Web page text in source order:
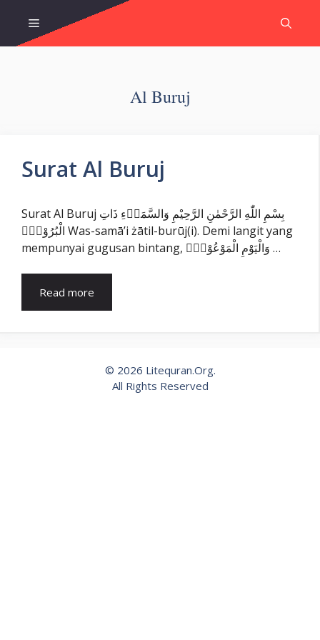
content
Menu
Al Buruj
Surat Al Buruj
Surat Al Buruj بِسْمِ اللّٰهِ الرَّحْمٰنِ الرَّحِيْمِ وَالسَّمَاۤءِ ذَاتِ
الْبُرُوْجِۙ Was-samā’i żātil-burūj(i). Demi langit yang
mempunyai gugusan bintang, وَالْيَوْمِ الْمَوْعُوْدِۙ …
Read more
© 2026 Litequran.Org.
All Rights Reserved